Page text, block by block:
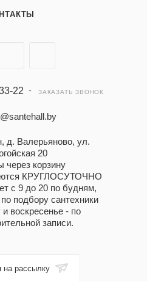
22 ЗАКАЗАТЬ ЗВОНОК
д. Валерьяново, ул.
20
через корзину
КРУГЛОСУТОЧНО
с 9 до 20 по будням,
подбору сантехники
и воскресенье - по
записи.
на рассылку